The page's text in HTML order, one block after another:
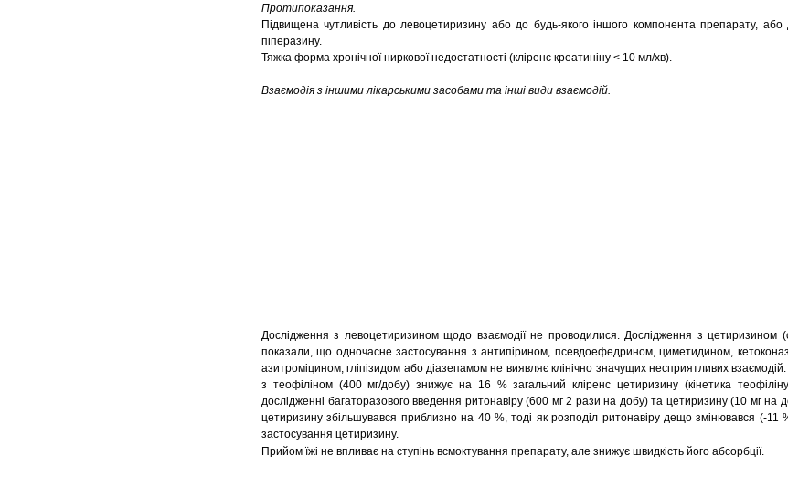
Протипоказання.
Підвищена чутливість до левоцетиризину або до будь-якого іншого компонента препарату, або
піперазину.
Тяжка форма хронічної ниркової недостатності (кліренс креатиніну < 10 мл/хв).
Взаємодія з іншими лікарськими засобами та інші види взаємодій.
Дослідження з левоцетиризином щодо взаємодії не проводилися. Дослідження з цетиризином
показали, що одночасне застосування з антипірином, псевдоефедрином, циметидином,
азитроміцином, гліпізидом або діазепамом не виявляє клінічно значущих несприятливих
з теофіліном (400 мг/добу) знижує на 16 % загальний кліренс цетиризину (кінетика
дослідженні багаторазового введення ритонавіру (600 мг 2 рази на добу) та цетиризину (10 мг на
цетиризину збільшувався приблизно на 40 %, тоді як розподіл ритонавіру дещо змінювався (-
застосування цетиризину.
Прийом їжі не впливає на ступінь всмоктування препарату, але знижує швидкість його абсорбції.